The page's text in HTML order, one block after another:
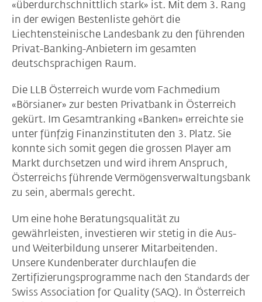
«überdurchschnittlich stark» ist. Mit dem 3. Rang
in der ewigen Bestenliste gehört die
Liechtensteinische Landesbank zu den führenden
Privat-Banking-Anbietern im gesamten
deutschsprachigen Raum.
Die LLB Österreich wurde vom Fachmedium
«Börsianer» zur besten Privatbank in Österreich
gekürt. Im Gesamtranking «Banken» erreichte sie
unter fünfzig Finanzinstituten den 3. Platz. Sie
konnte sich somit gegen die grossen Player am
Markt durchsetzen und wird ihrem Anspruch,
Österreichs führende Vermögensverwaltungsbank
zu sein, abermals gerecht.
Um eine hohe Beratungsqualität zu
gewährleisten, investieren wir stetig in die Aus-
und Weiterbildung unserer Mitarbeitenden.
Unsere Kundenberater durchlaufen die
Zertifizierungsprogramme nach den Standards der
Swiss Association for Quality (SAQ). In Österreich